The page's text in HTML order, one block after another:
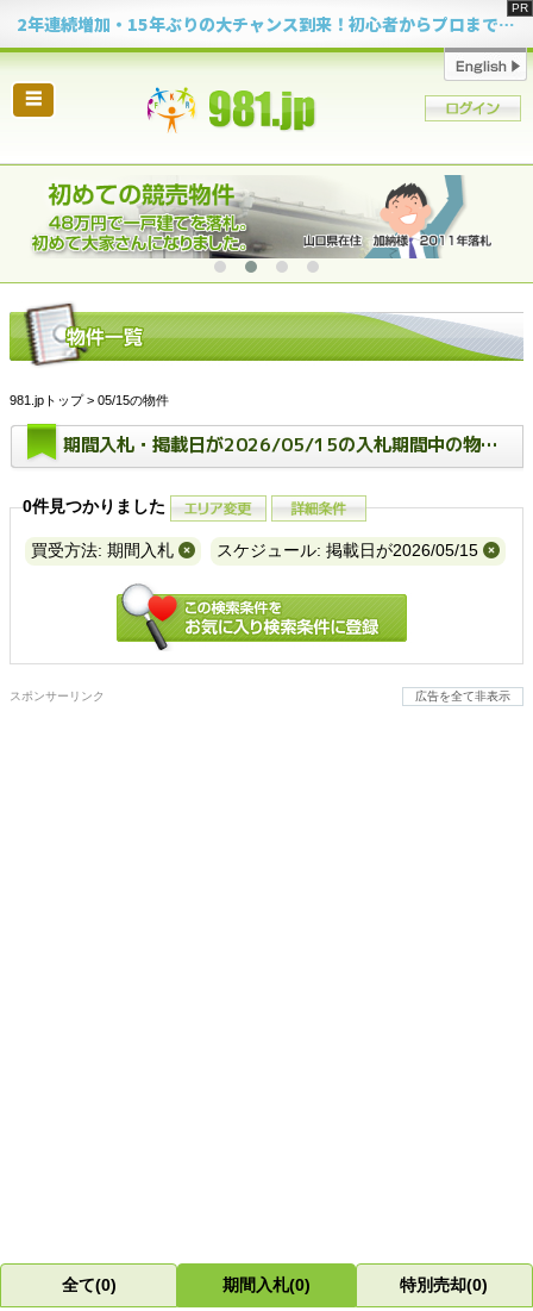
2年連続増加・15年ぶりの大チャンス到来！初心者からプロまで網羅する「競売不動産・超実践投資セミナー」♦神奈川県 横浜 in 神奈川
☰
981.jpトップ> 05/15の物件
期間入札・掲載日が2026/05/15の入札期間中の物件一覧
0件見つかりました
買受方法: 期間入札 スケジュール: 掲載日が2026/05/15
スポンサーリンク 広告を全て非表示
全て(0) 期間入札(0) 特別売却(0)